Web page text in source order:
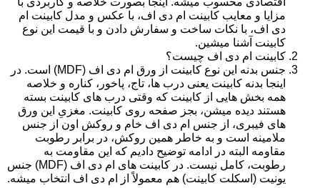
مزایا و معایب کابینت ام دی اف، با عکس و مدل کابینت ام
دی اف، با نکات ساخت و سفارش دادن و با قیمت این نوع
کابینت آشنا میشین.
کابینت ام دی اف چیست؟
جنس بدنه این نوع کابینت از ورق ام دی اف (MDF) است. در
اینجا بدنه کابینت یعنی درب ها، تاج، پاخور، کناره و خلاصه
همه بخش هایی از کابینت که وقتی درب های کابینت بسته
هستند دیده میشن، بجز صفحه روی کابینت. مغزیِ این ورق
های فیبری، از جنس ام دی اف خام و روکش اون از جنس
ملامینه است و به خاطر همین روکش، در برابر رطوبت
مقاومه البته در ادامه توضیح دادیم که این مقاومت به
رطوبت، کامل نیست. در کابینت های ام دی اف (MDF) جنس
یونیت (اسکلت کابینت) هم معمولاً از ام دی اف انتخاب میشه.